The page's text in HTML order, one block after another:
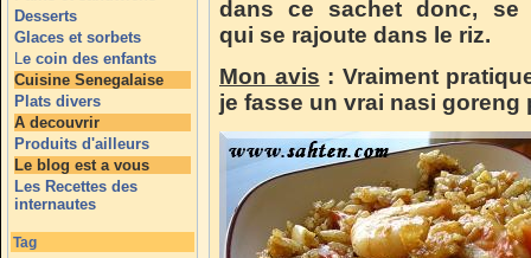
Desserts
Glaces et sorbets
Le coin des enfants
Cuisine Senegalaise
Plats divers
A decouvrir
Produits d'ailleurs
Le blog est a vous
Les Recettes des
internautes
Tag
dans ce sachet donc, se
qui se rajoute dans le riz.
Mon avis : Vraiment
je fasse un vrai nasi